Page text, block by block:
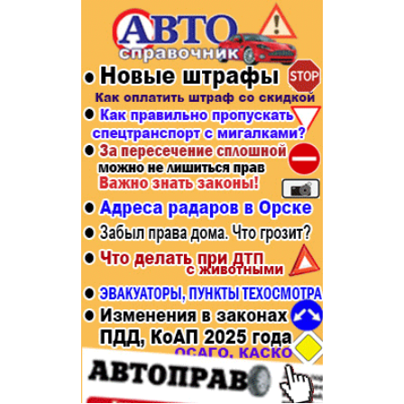
Афиша
Строительство и ремонт
Авто и мото
Рестораны, кафе, бары
Спорт Фитнес
Недвижимость
Красота Косметология
Телекоммуникации и связь
Торговля
Бизнес и финансы
Юристы, Экспертиза, Страхование
Ремонт
Социальные организации
Это интересно
Администрация
Популярное →
Строительство и ремонт